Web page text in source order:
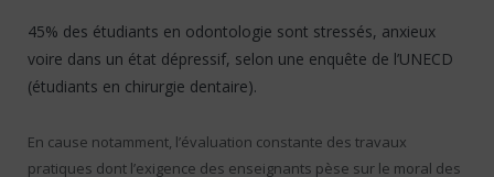
45% des étudiants en odontologie sont stressés, anxieux
voire dans un état dépressif, selon une enquête de l’UNECD
(étudiants en chirurgie dentaire).
En cause notamment, l’évaluation constante des travaux
pratiques dont l’exigence des enseignants pèse sur le moral des